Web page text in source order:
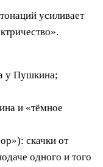
усиливает
у Пушкина;
и «тёмное
скачки от
одного и того